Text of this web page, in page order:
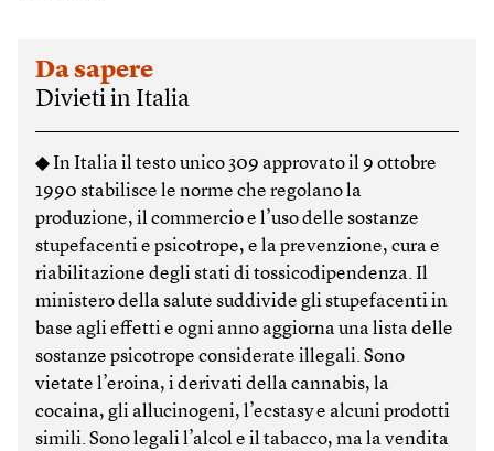
Da sapere
Divieti in Italia
◆ In Italia il testo unico 309 approvato il 9 ottobre
1990 stabilisce le norme che regolano la
produzione, il commercio e l’uso delle sostanze
stupefacenti e psicotrope, e la prevenzione, cura e
riabilitazione degli stati di tossicodipendenza. Il
ministero della salute suddivide gli stupefacenti in
base agli effetti e ogni anno aggiorna una lista delle
sostanze psicotrope considerate illegali. Sono
vietate l’eroina, i derivati della cannabis, la
cocaina, gli allucinogeni, l’ecstasy e alcuni prodotti
simili. Sono legali l’alcol e il tabacco, ma la vendita